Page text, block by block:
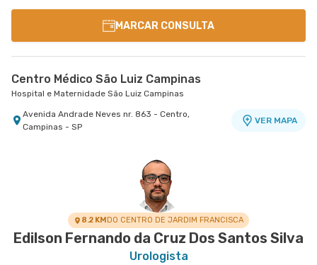
MARCAR CONSULTA
Centro Médico São Luiz Campinas
Hospital e Maternidade São Luiz Campinas
Avenida Andrade Neves nr. 863 - Centro,
Campinas - SP
VER MAPA
8.2 KMDO CENTRO DE JARDIM FRANCISCA
Edilson Fernando da Cruz Dos Santos Silva
Urologista